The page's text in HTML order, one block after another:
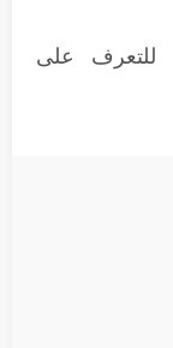
للتعرف على